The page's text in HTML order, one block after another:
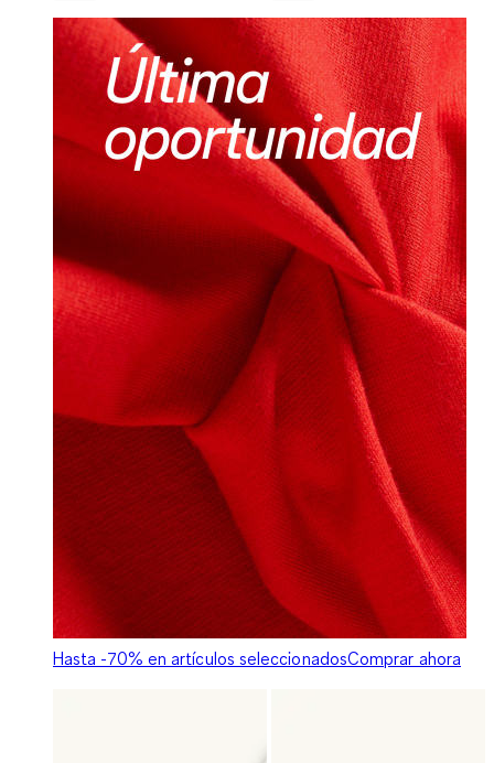
Hasta -70% en artículos seleccionadosComprar ahora